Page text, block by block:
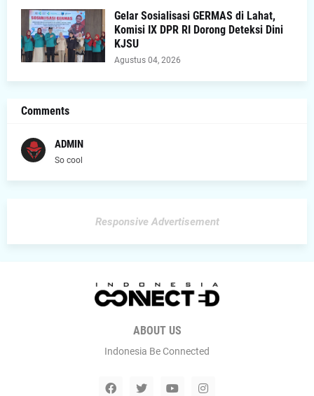
Gelar Sosialisasi GERMAS di Lahat,
Komisi IX DPR RI Dorong Deteksi Dini
KJSU
Agustus 04, 2026
Comments
ADMIN
So cool
Responsive Advertisement
ABOUT US
Indonesia Be Connected